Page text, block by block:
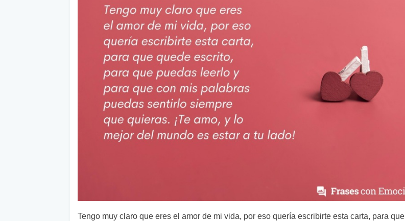
Tengo muy claro que eres el amor de mi vida, por eso quería escribirte esta carta, para que